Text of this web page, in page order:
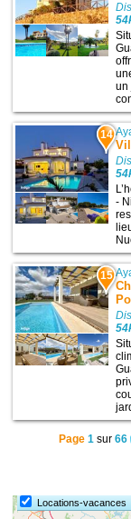
un
14
-
15
Page 1sur 66
Locations-vacances